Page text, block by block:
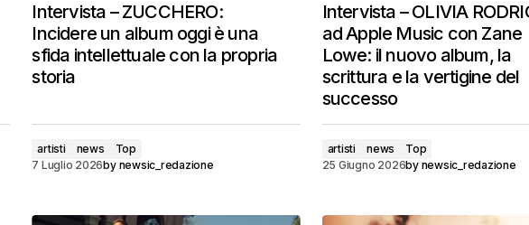
Intervista – ZUCCHERO:
Incidere un album oggi è una
sfida intellettuale con la propria
storia
artisti news
Top
7 Luglio 2026by newsic_redazione
Intervista – OLIVIA
ad Apple Music con Zane
Lowe: il nuovo album, la
scrittura e la vertigine del
successo
artisti news
Top
25 Giugno 2026by newsic_redazione